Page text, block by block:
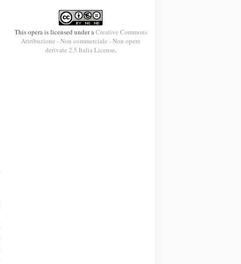
This opera is licensed under aCreative Commons
Attribuzione - Non commerciale - Non opere
derivate 2.5 Italia License.